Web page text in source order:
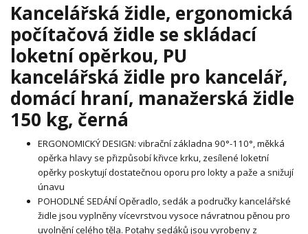
Kancelářská židle, ergonomická
počítačová židle se skládací
loketní opěrkou, PU
kancelářská židle pro kancelář,
domácí hraní, manažerská židle
150 kg, černá
ERGONOMICKÝ DESIGN: vibrační základna 90°-110°, měkká
opěrka hlavy se přizpůsobí křivce krku, zesílené loketní
opěrky poskytují dostatečnou oporu pro lokty a paže a snižují
únavu
POHODLNÉ SEDÁNÍ Opěradlo, sedák a područky kancelářské
židle jsou vyplněny vícevrstvou vysoce návratnou pěnou pro
uvolnění celého těla. Potahy sedáků jsou vyrobeny z